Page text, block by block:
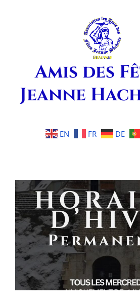
Amis des
Jeanne
EN FR DE